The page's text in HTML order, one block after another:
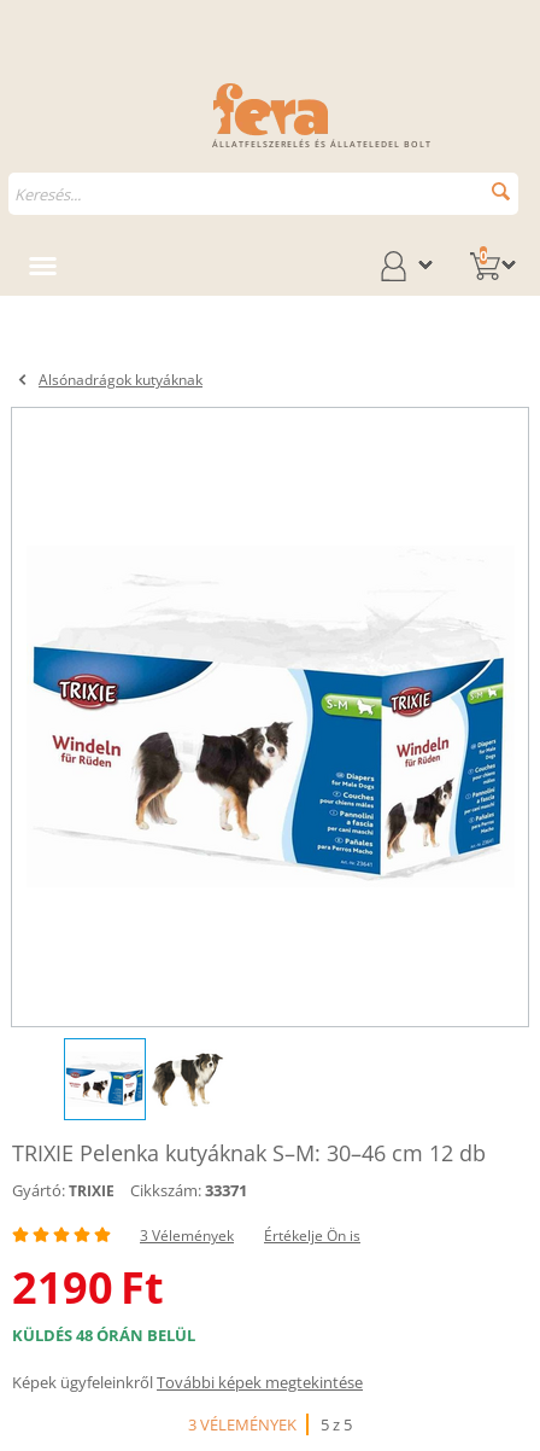
ÁLLATFELSZERELÉS ÉS ÁLLATELEDEL BOLT
0
Alsónadrágok kutyáknak
TRIXIE Pelenka kutyáknak S–M: 30–46 cm 12 db
Gyártó:TRIXIE Cikkszám:33371
3 Vélemények Értékelje Ön is
2190 Ft
KÜLDÉS 48 ÓRÁN BELÜL
Képek ügyfeleinkrőlTovábbi képek megtekintése
3 VÉLEMÉNYEK
5 z 5